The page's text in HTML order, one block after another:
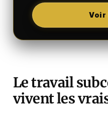
Voir
Le travail
vivent les